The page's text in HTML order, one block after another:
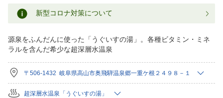
新型コロナ対策について
源泉をふんだんに使った「うぐいすの湯」。各種ビタミン・ミネ
ラルを含んだ希少な超深層水温泉
〒506-1432 岐阜県高山市奥飛騨温泉郷一重ケ根２４９８－１
超深層水温泉「うぐいすの湯」